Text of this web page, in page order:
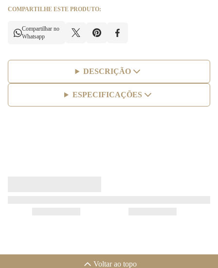
COMPARTILHE ESTE PRODUTO:
Compartilhar no
Whatsapp
DESCRIÇÃO
ESPECIFICAÇÕES
Voltar ao topo